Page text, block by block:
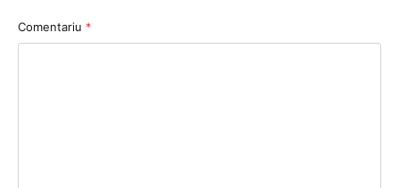
Comentariu *